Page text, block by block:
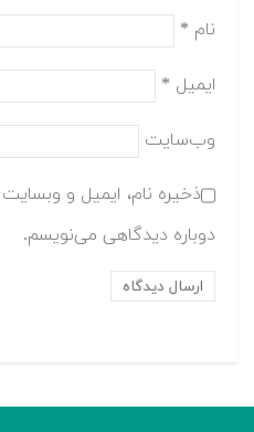
نام *
ایمیل *
وب‌سایت
ذخیره نام، ایمیل و
دوباره دیدگاهی می‌نویسم.